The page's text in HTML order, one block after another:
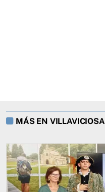
MÁS EN VILLAVICIOSA